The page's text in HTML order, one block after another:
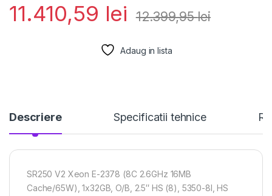
11.410,59 lei 12.399,95lei
Adaug in lista
Descriere Specificatii tehnice
SR250 V2 Xeon E-2378 (8C 2.6GHz 16MB
Cache/65W), 1x32GB, O/B, 2.5″ HS (8), 5350-8I, HS